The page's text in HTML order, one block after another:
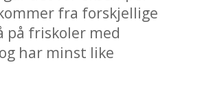
fra forskjellige
på friskoler med
har minst like